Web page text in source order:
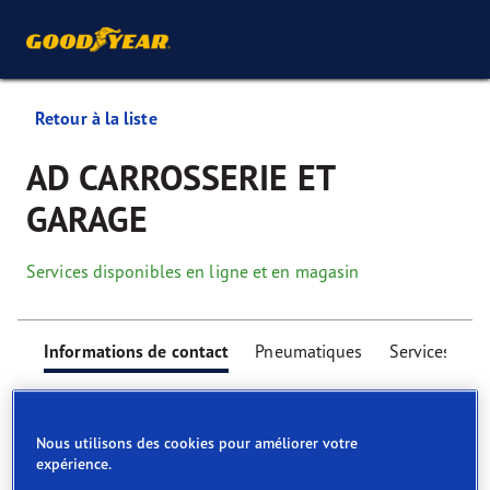
Retour à la liste
AD CARROSSERIE ET
GARAGE
Services disponibles en ligne et en magasin
Informations de contact Pneumatiques Services
Nous utilisons des cookies pour améliorer votre
expérience.